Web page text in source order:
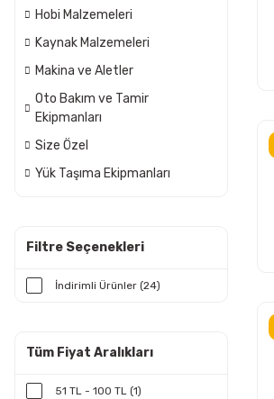
Hobi Malzemeleri
Kaynak Malzemeleri
Makina ve Aletler
Oto Bakım ve Tamir
Ekipmanları
Size Özel
Yük Taşıma Ekipmanları
Filtre Seçenekleri
İndirimli Ürünler (24)
Tüm Fiyat Aralıkları
51 TL - 100 TL (1)